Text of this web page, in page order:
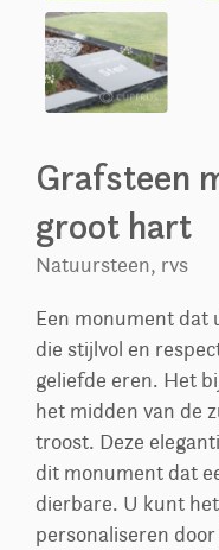
Grafsteen
groot hart
Natuursteen, rvs
Een monument dat
die stijlvol en
geliefde eren. Het
het midden van de
troost. Deze
dit monument dat
dierbare. U kunt
personaliseren